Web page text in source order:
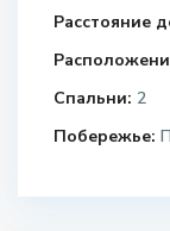
Расстояние
Спальни: 2
Побережье: